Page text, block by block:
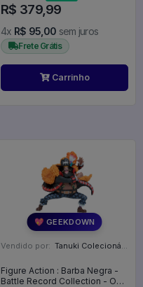
R$ 379,99
4x R$ 95,00 sem juros
Frete Grátis
Carrinho
💖 GEEKDOWN
Vendido por: Tanuki Colecionáveis - SP
Figure Action : Barba Negra -
Battle Record Collection - One